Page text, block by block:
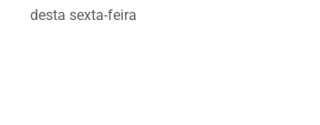
desta sexta-feira